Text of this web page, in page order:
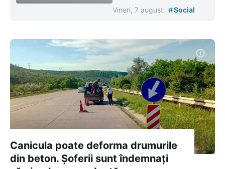
Vineri, 7 august #Social
Canicula poate deforma drumurile
din beton. Șoferii sunt îndemnați